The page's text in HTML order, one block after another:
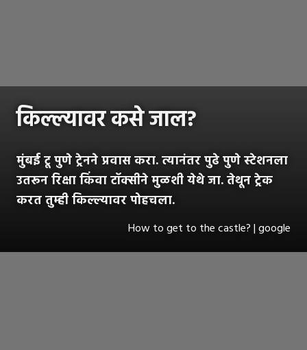
किल्ल्यावर कसे जाल?
मुंबई टू पुणे ट्रेनने प्रवास करा. त्यानंतर पुढे पुणे स्टेशनला
उतरून रिक्षा किंवा टॉक्सीने मुळशी येथे जा. तेथून ट्रेक
करत तुम्ही किल्ल्यावर पोहचला.
How to get to the castle? | google